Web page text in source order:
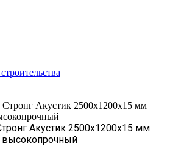
Стронг Акустик 2500х1200х15 мм
Акустик 2500х1200х15 мм
высокопрочный